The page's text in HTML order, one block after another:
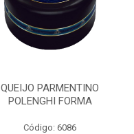
QUEIJO PARMENTINO
POLENGHI FORMA
Código: 6086